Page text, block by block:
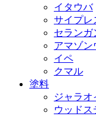
イタウバ
サイプレ
セランガ
アマゾン
イペ
クマル
塗料
ジャラオ
ウッドス